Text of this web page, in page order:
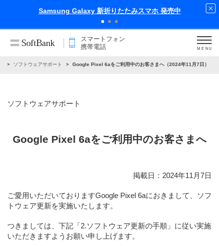
iPhone 17 Pro 発売中
スマートフォン
携帯電話
MENU
ソフトウェアサポート Google Pixel 6aをご利用中のお客さまへ（2024年11月7日）
ソフトウェアサポート
Google Pixel 6aをご利用中のお客さまへ
掲載日：2024年11月7日
ご愛用いただいておりますGoogle Pixel 6aにおきまして、ソフ
トウェア更新を実施いたします。
つきましては、下記「2.ソフトウェア更新の手順」に従い実施
いただきますようお願い申し上げます。